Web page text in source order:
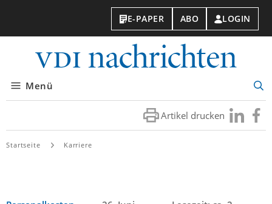
E-PAPER ABO LOGIN
Menü
Artikel drucken Besuchen
Sie
Sie
Startseite Karriere